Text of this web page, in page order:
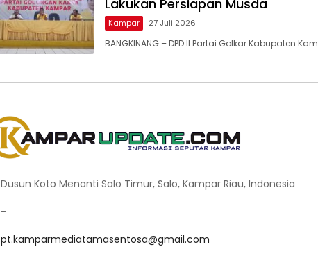
Lakukan Persiapan Musda
Kampar 27 Juli 2026
BANGKINANG – DPD II Partai Golkar Kabupaten
Dusun Koto Menanti Salo Timur, Salo, Kampar Riau, Indonesia
-
pt.kamparmediatamasentosa@gmail.com